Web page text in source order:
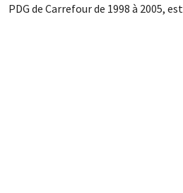
PDG de Carrefour de 1998 à 2005, est